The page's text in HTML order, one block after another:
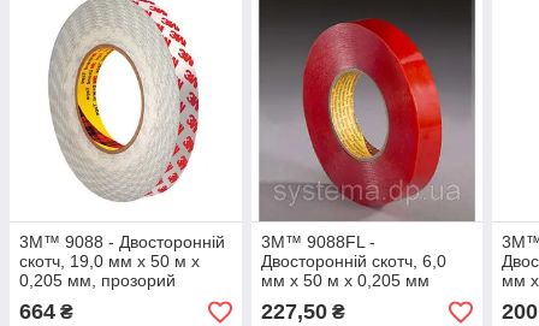
3M™ 9088 - Двосторонній
скотч, 19,0 мм х 50 м х
0,205 мм, прозорий
664 ₴
3M™ 9088FL -
Двосторонній скотч, 6,0
мм х 50 м х 0,205 мм
227,50₴
мм
200